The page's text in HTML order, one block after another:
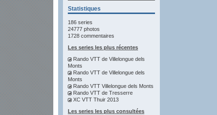
Statistiques
186 series
24777 photos
1728 commentaires
Les series les plus récentes
Rando VTT de Villelongue dels
Monts
Rando VTT de Villelongue dels
Monts
Rando VTT Villelongue dels Monts
Rando VTT de Tresserre
XC VTT Thuir 2013
Les series les plus consultées